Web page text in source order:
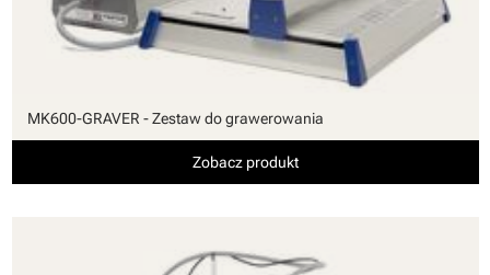
MK600-GRAVER - Zestaw do grawerowania
Zobacz produkt